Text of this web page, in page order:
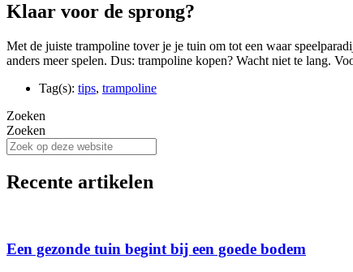
Klaar voor de sprong?
Met de juiste trampoline tover je je tuin om tot een waar
anders meer spelen. Dus: trampoline kopen? Wacht niet te lang.
Tag(s): tips, trampoline
Zoeken
Zoeken
Recente artikelen
Een gezonde tuin begint bij een goede bodem